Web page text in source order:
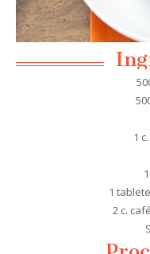
1
1
2 c.